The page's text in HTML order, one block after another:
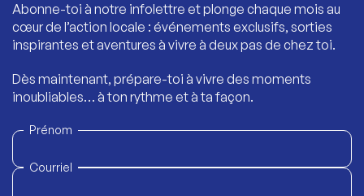
Abonne-toi à notre infolettre et plonge chaque mois au
cœur de l’action locale : événements exclusifs, sorties
inspirantes et aventures à vivre à deux pas de chez toi.
Dès maintenant, prépare-toi à vivre des moments
inoubliables… à ton rythme et à ta façon.
Prénom
Courriel